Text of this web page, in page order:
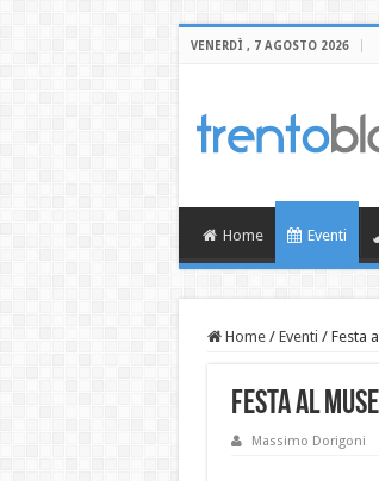
VENERDÌ , 7 AGOSTO 2026
Home Eventi
Home / Eventi / Festa
Festa al
Massimo Dorigoni